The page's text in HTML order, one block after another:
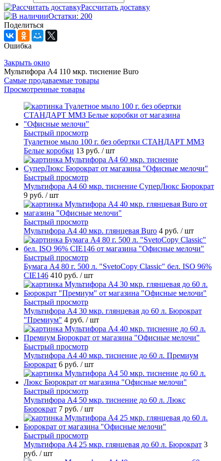
Рассчитать доставку
Остатки: 200
Поделиться
Ошибка
Закрыть окно
Мультифора А4 110 мкр. тиснение Buro
Самые продаваемые товары
Просмотренные товары
Быстрый просмотр
Туалетное мыло 100 г. без обертки СТАНДАРТ ММЗ
Белые коробки 13 руб. / шт
Быстрый просмотр
Мультифора А4 60 мкр. тиснение СуперЛюкс Бюрократ
9 руб. / шт
Быстрый просмотр
Мультифора А4 40 мкр. глянцевая Buro 4 руб. / шт
Быстрый просмотр
Бумага А4 80 г. 500 л. "SvetoCopy Classic" бел. ISO 96%
CIE146 410 руб. / шт
Быстрый просмотр
Мультифора А4 30 мкр. глянцевая до 60 л. Бюрократ
"Премиум" 4 руб. / шт
Быстрый просмотр
Мультифора А4 40 мкр. тиснение до 60 л. Премиум
Бюрократ 6 руб. / шт
Быстрый просмотр
Мультифора А4 50 мкр. тиснение до 60 л. Люкс
Бюрократ 7 руб. / шт
Быстрый просмотр
Мультифора А4 25 мкр. глянцевая до 60 л. Бюрократ 3
руб. / шт